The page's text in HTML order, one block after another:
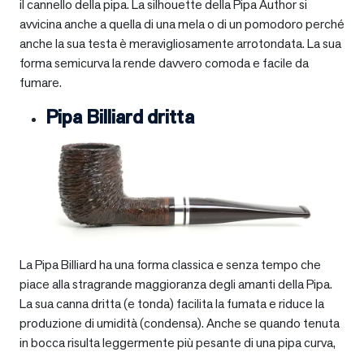
il cannello della pipa. La silhouette della Pipa Author si
avvicina anche a quella di una mela o di un pomodoro perché
anche la sua testa è meravigliosamente arrotondata. La sua
forma semicurva la rende davvero comoda e facile da
fumare.
Pipa Billiard dritta
La Pipa Billiard ha una forma classica e senza tempo che
piace alla stragrande maggioranza degli amanti della Pipa.
La sua canna dritta (e tonda) facilita la fumata e riduce la
produzione di umidità (condensa). Anche se quando tenuta
in bocca risulta leggermente più pesante di una pipa curva,